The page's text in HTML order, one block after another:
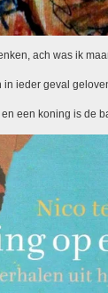
ach was ik
in ieder geval
een koning is de